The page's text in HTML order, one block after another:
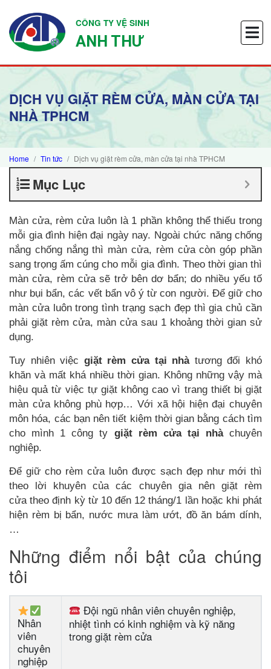
CÔNG TY VỆ SINH
ANH THƯ
DỊCH VỤ GIẶT RÈM CỬA, MÀN CỬA TẠI
NHÀ TPHCM
Home Tin tức Dịch vụ giặt rèm cửa, màn cửa tại nhà TPHCM
Mục Lục
Màn cửa, rèm cửa luôn là 1 phần không thể thiếu trong
mỗi gia đình hiện đại ngày nay. Ngoài chức năng chống
nắng chống nắng thì màn cửa, rèm cửa còn góp phần
sang trọng ấm cúng cho mỗi gia đình. Theo thời gian thì
màn cửa, rèm cửa sẽ trở bên dơ bẩn; do nhiều yếu tố
như bụi bẩn, các vết bẩn vô ý từ con người. Để giữ cho
màn cửa luôn trong tình trạng sạch đẹp thì gia chủ cần
phải giặt rèm cửa, màn cửa sau 1 khoảng thời gian sử
dụng.
Tuy nhiên việc giặt rèm cửa tại nhàtương đối khó
khăn và mất khá nhiều thời gian. Không những vậy mà
hiệu quả từ việc tự giặt không cao vì trang thiết bị giặt
màn cửa không phù hợp… Với xã hội hiện đại chuyên
môn hóa, các bạn nên tiết kiệm thời gian bằng cách tìm
cho mình 1 công ty giặt rèm cửa tại nhàchuyên
nghiệp.
Để giữ cho rèm cửa luôn được sạch đẹp như mới thì
theo lời khuyên của các chuyên gia nên giặt rèm
cửa theo định kỳ từ 10 đến 12 tháng/1 lần hoặc khi phát
hiện rèm bị bẩn, nước mưa làm ướt, đồ ăn bám dính,
…
Những điểm nổi bật của chúng
tôi
Nhân
viên
chuyên
nghiệp
Đội ngũ nhân viên chuyên nghiệp,
nhiệt tình có kinh nghiệm và kỹ năng
trong giặt rèm cửa